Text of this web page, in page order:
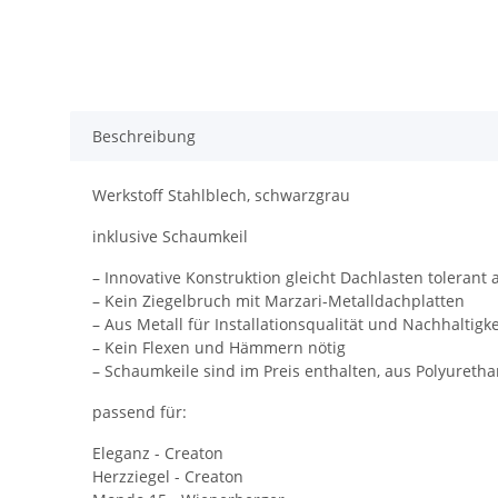
Beschreibung
Werkstoff Stahlblech, schwarzgrau
inklusive Schaumkeil
– Innovative Konstruktion gleicht Dachlasten tolerant
– Kein Ziegelbruch mit Marzari-Metalldachplatten
– Aus Metall für Installationsqualität und
– Kein Flexen und Hämmern nötig
– Schaumkeile sind im Preis enthalten, aus
passend für:
Eleganz - Creaton
Herzziegel - Creaton